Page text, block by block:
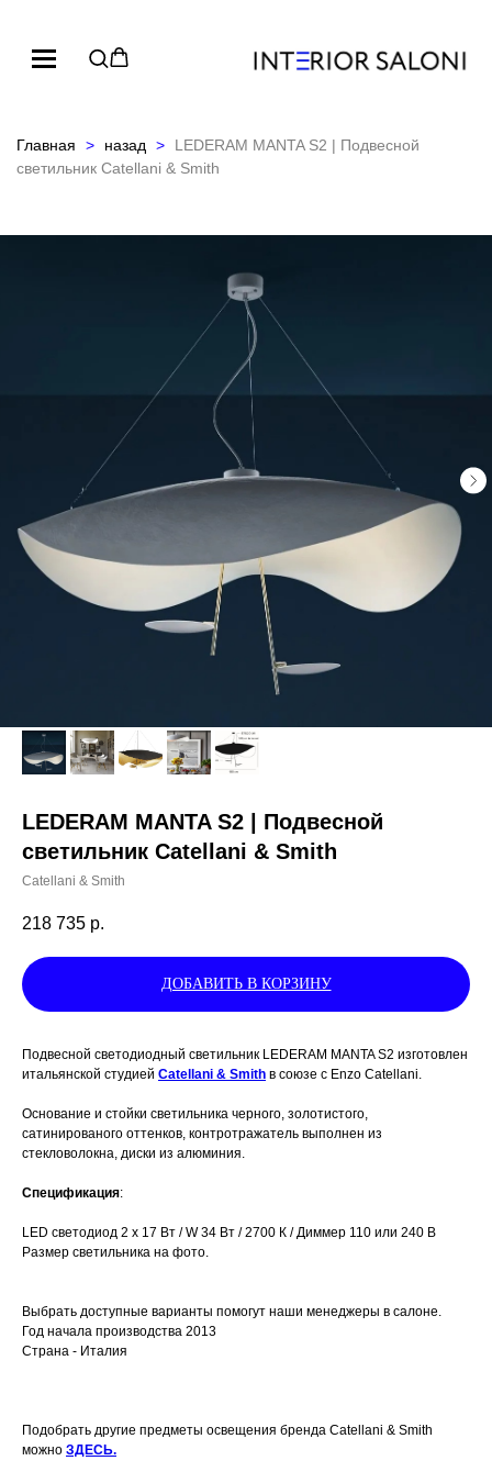
Главная назад
LEDERAM MANTA S2 | Подвесной
светильник Catellani & Smith
LEDERAM MANTA S2 | Подвесной
светильник Catellani & Smith
Catellani & Smith
218 735 р.
ДОБАВИТЬ В КОРЗИНУ
Подвесной светодиодный светильник LEDERAM MANTA S2 изготовлен
итальянской студией Catellani & Smith в союзе с Enzo Catellani.
Основание и стойки светильника черного, золотистого,
сатинированого оттенков, контротражатель выполнен из
стекловолокна, диски из алюминия.
Спецификация:
LED светодиод 2 х 17 Вт / W 34 Bт / 2700 К / Диммер 110 или 240 В
Размер светильника на фото.
Выбрать доступные варианты помогут наши менеджеры в салоне.
Год начала производства 2013
Страна - Италия
Подобрать другие предметы освещения бренда Catellani & Smith
можно ЗДЕСЬ.